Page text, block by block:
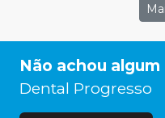
Não achou
Dental Progresso